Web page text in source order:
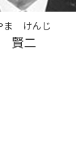
ま けんじ
賢二